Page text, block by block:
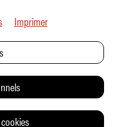
Imprimer